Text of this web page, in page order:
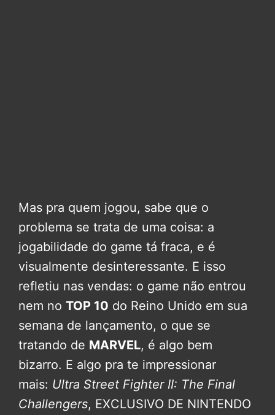
Mas pra quem jogou, sabe que o
problema se trata de uma coisa: a
jogabilidade do game tá fraca, e é
visualmente desinteressante. E isso
refletiu nas vendas: o game não entrou
nem no TOP 10 do Reino Unido em sua
semana de lançamento, o que se
tratando de MARVEL, é algo bem
bizarro. E algo pra te impressionar
mais: Ultra Street Fighter II: The Final
Challengers, EXCLUSIVO DE NINTENDO